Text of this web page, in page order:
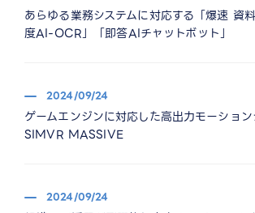
あらゆる業務システムに対応する「爆速 資
度AI-OCR」「即答AIチャットボット」
2024/09/24
ゲームエンジンに対応した高出力モーショ
SIMVR MASSIVE
2024/09/24